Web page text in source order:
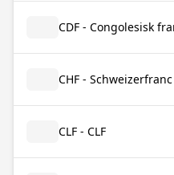
CDF - Congolesisk
CHF - Schweizerfranc
CLF - CLF